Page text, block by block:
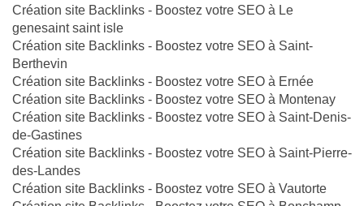
Création site Backlinks - Boostez votre SEO à Le
genesaint saint isle
Création site Backlinks - Boostez votre SEO à Saint-
Berthevin
Création site Backlinks - Boostez votre SEO à Ernée
Création site Backlinks - Boostez votre SEO à Montenay
Création site Backlinks - Boostez votre SEO à Saint-Denis-
de-Gastines
Création site Backlinks - Boostez votre SEO à Saint-Pierre-
des-Landes
Création site Backlinks - Boostez votre SEO à Vautorte